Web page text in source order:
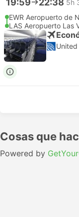
5h
EWR Aeropuerto de
LAS Aeropuerto Las
United
Cosas que
Powered by